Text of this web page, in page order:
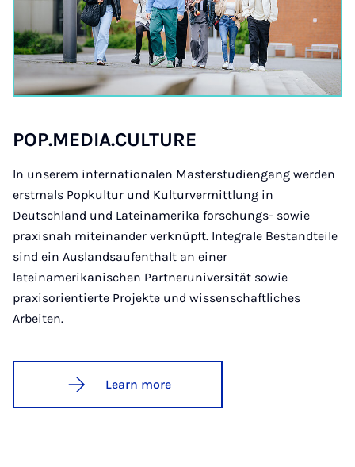
POP.ME­DIA.CUL­TURE
In unserem internationalen Masterstudiengang werden
erstmals Popkultur und Kulturvermittlung in
Deutschland und Lateinamerika forschungs- sowie
praxisnah miteinander verknüpft. Integrale Bestandteile
sind ein Auslandsaufenthalt an einer
lateinamerikanischen Partneruniversität sowie
praxisorientierte Projekte und wissenschaftliches
Arbeiten.
Learn more